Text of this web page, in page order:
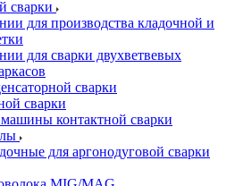
сварки
для производства кладочной и
для сварки двухветвевых
сварки
сварки
контактной сварки
для аргонодуговой сварки